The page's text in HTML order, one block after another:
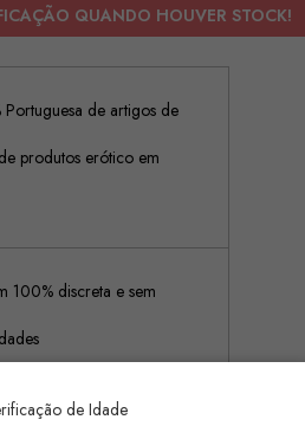
QUANDO HOUVER STOCK!
Portuguesa de artigos de
produtos erótico em
100% discreta e sem
Seguro (Aceitamos